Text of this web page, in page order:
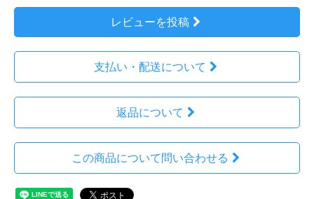
レビューを投稿
支払い・配送について
返品について
この商品について問い合わせる